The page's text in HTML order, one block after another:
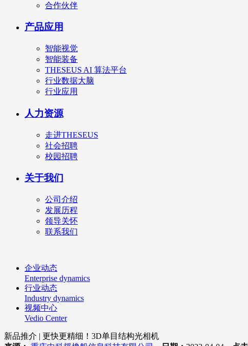
合作伙伴
产品应用
智能视觉
智能装备
THESEUS AI 算法平台
行业数据大脑
行业应用
人力资源
走进THESEUS
社会招聘
校园招聘
关于我们
公司介绍
发展历程
领导关怀
联系我们
企业动态
Enterprise dynamics
行业动态
Industry dynamics
视频中心
Vedio Center
新品推介 | 更快更精细！3D单目结构光相机